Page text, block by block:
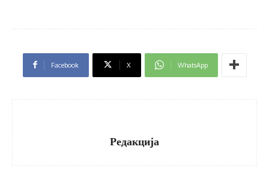
Facebook X WhatsApp
Редакција